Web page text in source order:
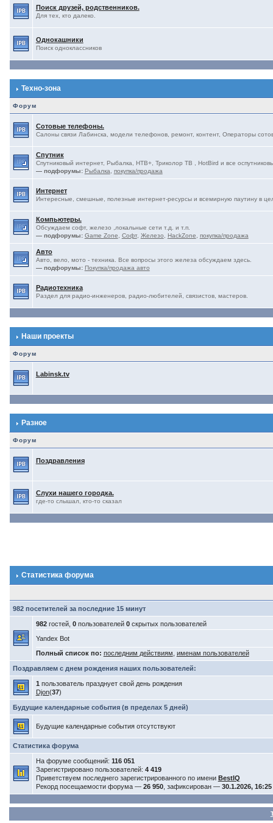
Поиск друзей, родственников.
Для тех, кто далеко.
Однокашники
Поиск одноклассников
Техно-зона
Форум
Сотовые телефоны.
Салоны связи Лабинска, модели телефонов, ремонт, контент, Операторы
Спутник
Спутниковый интернет, Рыбалка, НТВ+, Триколор ТВ , HotBird и все
— подфорумы: Рыбалка покупка/продажа
Интернет
Интересные, смешные, полезные интернет-ресурсы и всемирную паутину в
Компьютеры.
Обсуждаем софт, железо ,локальные сети т.д. и т.п.
— подфорумы: Game Zone Софт, Железо HackZone покупка/продажа
Авто
Авто, вело, мото - техника. Все вопросы этого железа обсуждаем здесь.
— подфорумы: Покупка/продажа авто
Радиотехника
Раздел для радио-инженеров, радио-любителей, связистов, мастеров.
Наши проекты
Форум
Labinsk.tv
Разное
Форум
Поздравления
Слухи нашего городка.
где-то слышал, кто-то сказал
Статистика форума
982 посетителей за последние 15 минут
982гостей, 0пользователей 0скрытых пользователей
Yandex Bot
Полный список по: последним действиям именам пользователей
Поздравляем с днем рождения наших пользователей:
1 пользователь празднует свой день рождения
Djon(37)
Будущие календарные события (в пределах 5 дней)
Будущие календарные события отсутствуют
Статистика форума
На форуме сообщений: 116 051
Зарегистрировано пользователей: 4 419
Приветствуем последнего зарегистрированного по имени BestIQ
Рекорд посещаемости форума — 26 950, зафиксирован — 30.1.2026, 16:25